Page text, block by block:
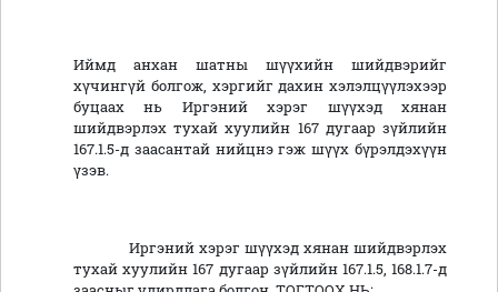
Иймд анхан шатны шүүхийн шийдвэрийг
хүчингүй болгож, хэргийг дахин хэлэлцүүлэхээр
буцаах нь Иргэний хэрэг шүүхэд хянан
шийдвэрлэх тухай хуулийн 167 дугаар зүйлийн
167.1.5-д заасантай нийцнэ гэж шүүх бүрэлдэхүүн
үзэв.
Иргэний хэрэг шүүхэд хянан шийдвэрлэх
тухай хуулийн 167 дугаар зүйлийн 167.1.5, 168.1.7-д